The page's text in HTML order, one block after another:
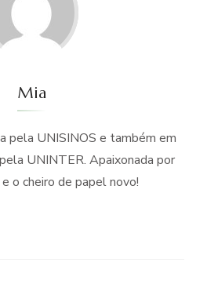
Mia
pela UNISINOS e também em
UNINTER. Apaixonada por
o cheiro de papel novo!